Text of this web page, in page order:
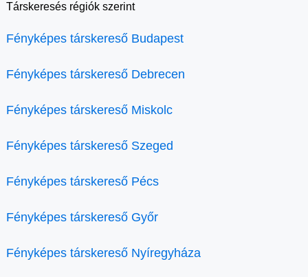
Társkeresés régiók szerint
Fényképes társkereső Budapest
Fényképes társkereső Debrecen
Fényképes társkereső Miskolc
Fényképes társkereső Szeged
Fényképes társkereső Pécs
Fényképes társkereső Győr
Fényképes társkereső Nyíregyháza